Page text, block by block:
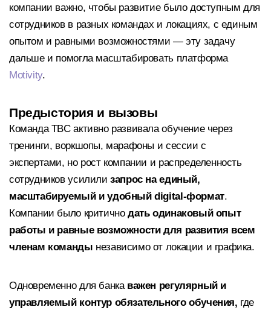
компании важно, чтобы развитие было доступным для
сотрудников в разных командах и локациях, с единым
опытом и равными возможностями — эту задачу
дальше и помогла масштабировать платформа
Motivity.
Предыстория и вызовы
Команда TBC активно развивала обучение через
тренинги, воркшопы, марафоны и сессии с
экспертами, но рост компании и распределенность
сотрудников усилилизапрос на единый,
масштабируемый и удобный digital-формат.
Компании было критичнодать одинаковый опыт
работы и равные возможности для развития всем
членам команды независимо от локации и графика.
Одновременно для банка важен регулярный и
управляемый контур обязательного обучения, где